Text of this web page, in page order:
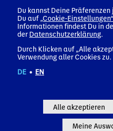
Du kannst Deine
Du auf „Cookie-Einstellungen“
Informationen findest Du in
der Datenschutzerklärung
Durch Klicken auf „Alle
Verwendung aller Cookies zu.
DE • EN
Alle akzeptieren
Meine